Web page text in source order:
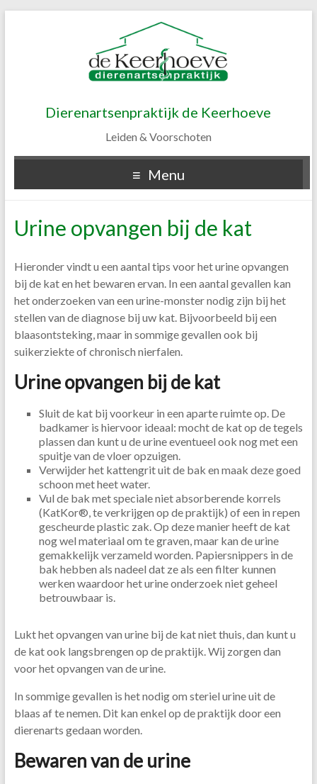
Dierenartsenpraktijk de Keerhoeve
Leiden & Voorschoten
Menu
Urine opvangen bij de kat
Hieronder vindt u een aantal tips voor het urine opvangen
bij de kat en het bewaren ervan. In een aantal gevallen kan
het onderzoeken van een urine-monster nodig zijn bij het
stellen van de diagnose bij uw kat. Bijvoorbeeld bij een
blaasontsteking, maar in sommige gevallen ook bij
suikerziekte of chronisch nierfalen.
Urine opvangen bij de kat
Sluit de kat bij voorkeur in een aparte ruimte op. De
badkamer is hiervoor ideaal: mocht de kat op de tegels
plassen dan kunt u de urine eventueel ook nog met een
spuitje van de vloer opzuigen.
Verwijder het kattengrit uit de bak en maak deze goed
schoon met heet water.
Vul de bak met speciale niet absorberende korrels
(KatKor®, te verkrijgen op de praktijk) of een in repen
gescheurde plastic zak. Op deze manier heeft de kat
nog wel materiaal om te graven, maar kan de urine
gemakkelijk verzameld worden. Papiersnippers in de
bak hebben als nadeel dat ze als een filter kunnen
werken waardoor het urine onderzoek niet geheel
betrouwbaar is.
Lukt het opvangen van urine bij de kat niet thuis, dan kunt u
de kat ook langsbrengen op de praktijk. Wij zorgen dan
voor het opvangen van de urine.
In sommige gevallen is het nodig om steriel urine uit de
blaas af te nemen. Dit kan enkel op de praktijk door een
dierenarts gedaan worden.
Bewaren van de urine